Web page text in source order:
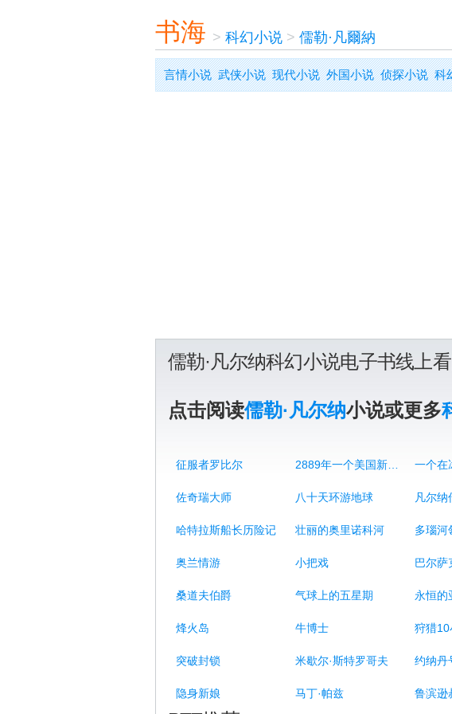
书海 > 科幻小说> 儒勒·凡爾納
言情小说 武侠小说 现代小说 外国小说 侦探小说 科
儒勒·凡尔纳科幻小说电子书线上
点击阅读儒勒·凡尔纳小说或更多
征服者罗比尔 2889年一个美国新闻界巨子的一天
佐奇瑞大师 八十天环游地球 凡尔纳
哈特拉斯船长历险记 壮丽的奥里诺科河 多瑙河
奥兰情游 小把戏
桑道夫伯爵 气球上的五星期 永恒的
烽火岛 牛博士 狩猎10
突破封锁 米歇尔·斯特罗哥夫 约纳丹
隐身新娘 马丁·帕兹 鲁滨逊